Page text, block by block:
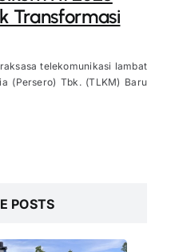
Transformasi
telekomunikasi lambat
(Persero) Tbk. (TLKM) Baru
POSTS